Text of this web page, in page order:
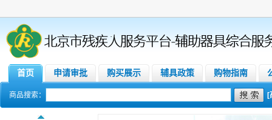
首页 申请审批 购买展示 辅具政策 购物指南
商品搜索： [